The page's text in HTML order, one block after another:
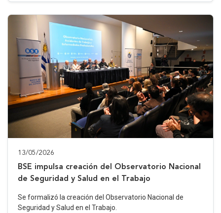
13/05/2026
BSE impulsa creación del Observatorio Nacional
de Seguridad y Salud en el Trabajo
Se formalizó la creación del Observatorio Nacional de
Seguridad y Salud en el Trabajo.